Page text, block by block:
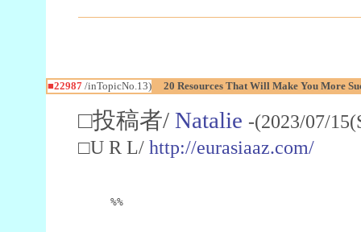
■22987/inTopicNo.13) 20 Resources That Will Make You More
□投稿者/ Natalie -(2023/07/
□U R L/ http://eurasiaaz.com/
%%